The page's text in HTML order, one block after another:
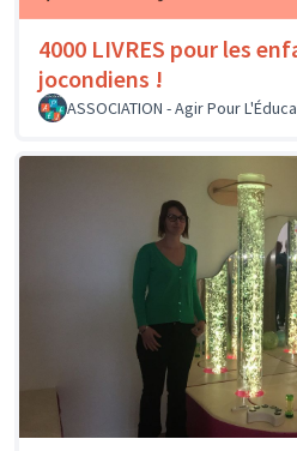
4000 LIVRES pour les
jocondiens !
ASSOCIATION - Agir Pour